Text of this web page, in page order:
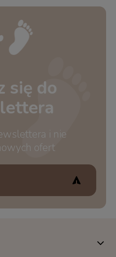
się do
i nie
ofert